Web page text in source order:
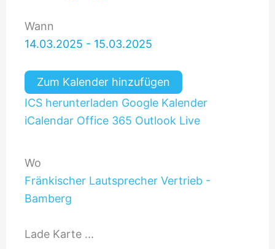
Wann
14.03.2025 - 15.03.2025
Zum Kalender hinzufügen
ICS herunterladen Google Kalender
iCalendar Office 365 Outlook Live
Wo
Fränkischer Lautsprecher Vertrieb -
Bamberg
Lade Karte ...